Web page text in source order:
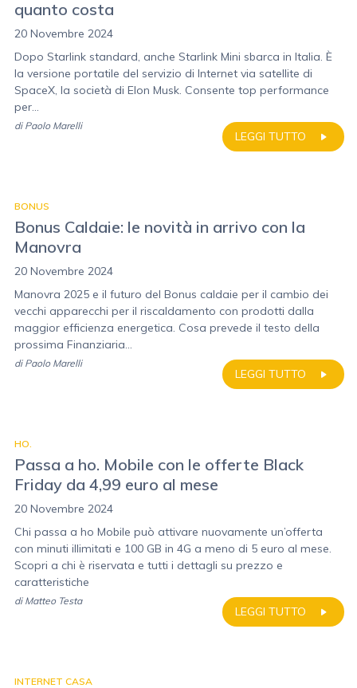
quanto costa
20 Novembre 2024
Dopo Starlink standard, anche Starlink Mini sbarca in Italia. È
la versione portatile del servizio di Internet via satellite di
SpaceX, la società di Elon Musk. Consente top performance
per...
LEGGI TUTTO
di Paolo Marelli
BONUS
Bonus Caldaie: le novità in arrivo con la
Manovra
20 Novembre 2024
Manovra 2025 e il futuro del Bonus caldaie per il cambio dei
vecchi apparecchi per il riscaldamento con prodotti dalla
maggior efficienza energetica. Cosa prevede il testo della
prossima Finanziaria...
LEGGI TUTTO
di Paolo Marelli
HO.
Passa a ho. Mobile con le offerte Black
Friday da 4,99 euro al mese
20 Novembre 2024
Chi passa a ho Mobile può attivare nuovamente un’offerta
con minuti illimitati e 100 GB in 4G a meno di 5 euro al mese.
Scopri a chi è riservata e tutti i dettagli su prezzo e
caratteristiche
LEGGI TUTTO
di Matteo Testa
INTERNET CASA